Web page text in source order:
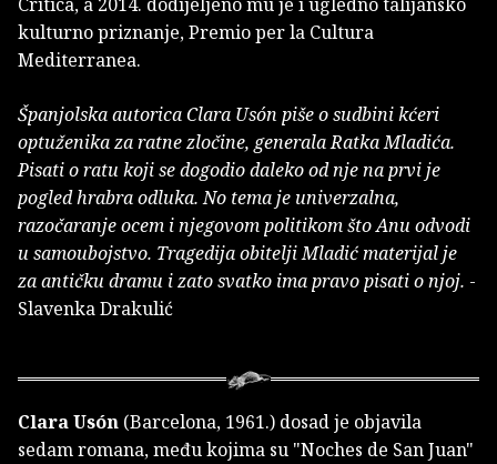
kulturno priznanje, Premio per la Cultura
Mediterranea.
Španjolska autorica Clara Usón piše o sudbini kćeri
optuženika za ratne zločine, generala Ratka Mladića.
Pisati o ratu koji se dogodio daleko od nje na prvi je
pogled hrabra odluka. No tema je univerzalna,
razočaranje ocem i njegovom politikom što Anu odvodi
u samoubojstvo. Tragedija obitelji Mladić materijal je
za antičku dramu i zato svatko ima pravo pisati o njoj. -
Slavenka Drakulić
Clara Usón (Barcelona, 1961.) dosad je objavila
sedam romana, među kojima su "Noches de San Juan"